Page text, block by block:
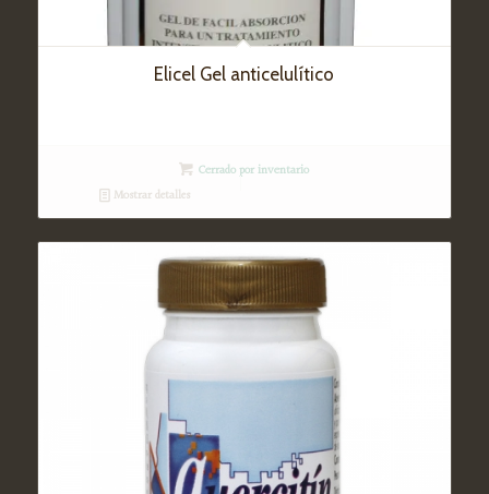
Elicel Gel anticelulítico
Cerrado por inventario
Mostrar detalles